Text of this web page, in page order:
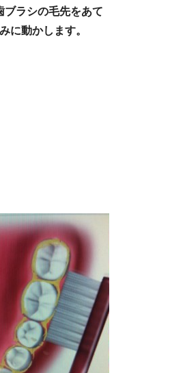
ブラシの毛先をあて
に動かします。